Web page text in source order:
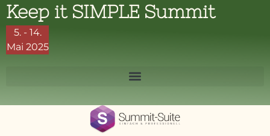
Keep it SIMPLE Summit
5. - 14.
Mai 2025